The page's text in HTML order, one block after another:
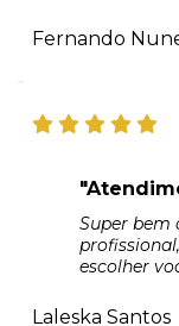
Fernando
Super bem
escolher
Laleska Santos